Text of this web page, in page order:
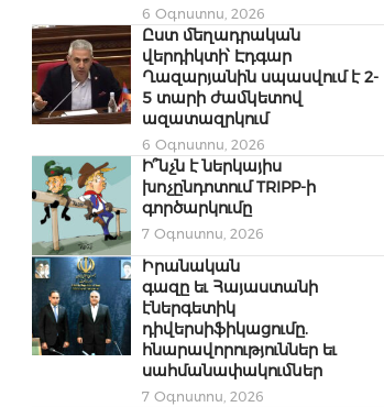
6 Օգոստոս, 2026
Ըստ մեղադրական
վերդիկտի՝ Էդգար
Ղազարյանին սպասվում է 2-
5 տարի ժամկետով
ազատազրկում
6 Օգոստոս, 2026
Ի՞նչն է ներկայիս
խոչընդոտում TRIPP-ի
գործարկումը
7 Օգոստոս, 2026
Իրանական
գազը եւ Հայաստանի
էներգետիկ
դիվերսիֆիկացումը.
հնարավորություններ եւ
սահմանափակումներ
7 Օգոստոս, 2026